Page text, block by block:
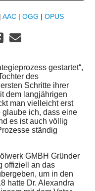
| AAC | OGG | OPUS
gestartet“,
des
Schritte ihrer
dem langjährigen
man vielleicht erst
glaube ich, dass eine
es ist auch völlig
ständig
GMBH Gründer
offiziell an das
um in den
hatte Dr. Alexandra